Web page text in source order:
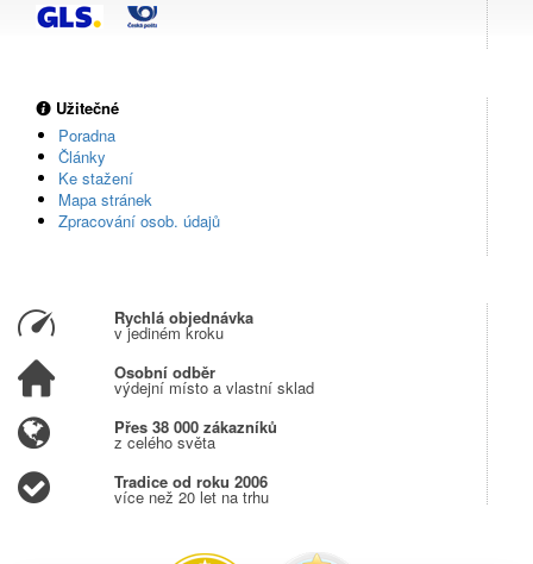
Užitečné
Poradna
Články
Ke stažení
Mapa stránek
Zpracování osob. údajů
Rychlá objednávka
v jediném kroku
Osobní odběr
výdejní místo a vlastní sklad
Přes 38 000 zákazníků
z celého světa
Tradice od roku 2006
více než 20 let na trhu